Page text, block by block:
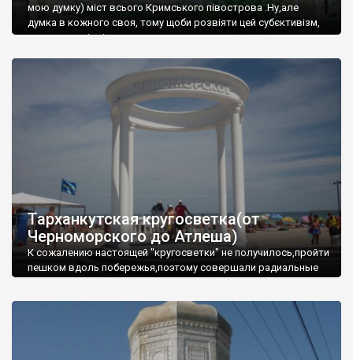
мою думку) міст всього Кримського півострова .Ну,але
думка в кожного своя, тому щоби розвіяти цей субєктивізм,
запрошую відвідати це
Тарханкутская кругосветка(от
Черноморского до Атлеша)
К сожалению настоящей "кругосветки" не получилось,пройти
пешком вдоль побережья,поэтому совершали радиальные